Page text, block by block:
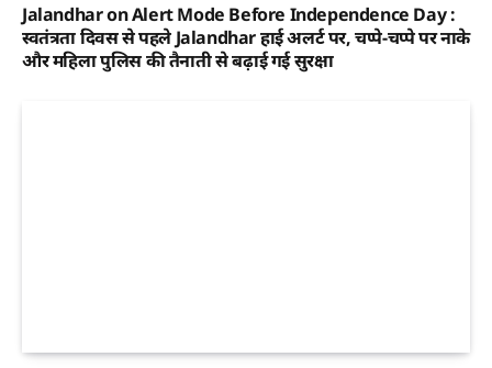
Jalandhar on Alert Mode Before Independence Day :
स्वतंत्रता दिवस से पहले Jalandhar हाई अलर्ट पर, चप्पे-चप्पे पर नाके
और महिला पुलिस की तैनाती से बढ़ाई गई सुरक्षा